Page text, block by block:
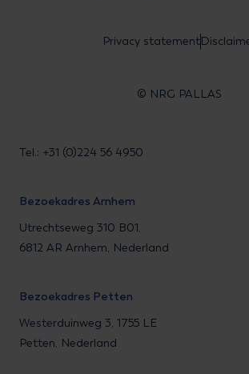
Privacy statement
© NRG PALLAS
Tel.: +31 (0)224 56 4950
Bezoekadres Arnhem
Utrechtseweg 310 B01,
6812 AR Arnhem, Nederland
Bezoekadres Petten
Westerduinweg 3, 1755 LE
Petten, Nederland